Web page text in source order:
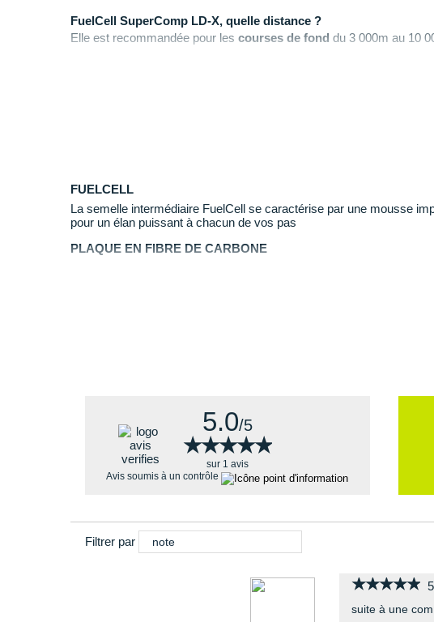
FuelCell SuperComp LD-X, quelle distance ?
Elle est recommandée pour les courses de fond du 3 000m au 10
Pourquoi choisir la FuelCell SuperComp LD-X ?
Elle convient parfaitement pour les exigences des courses de fond et
Association d'unemousseet d'une
FUELCELL
La semelle intermédiaire FuelCell se caractérise par une mousse
pour un élan puissant à chacun de vos pas
PLAQUE EN FIBRE DE CARBONE
5.0/5
★★★★★
★★★★★
sur 1 avis
Avis soumis à un contrôle
Filtrer par note
★★★★★
★★★★★
suite à une